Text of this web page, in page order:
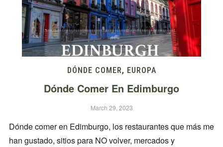
DÓNDE COMER, EUROPA
Dónde Comer En Edimburgo
March 29, 2023
Dónde comer en Edimburgo, los restaurantes que más me
han gustado, sitios para NO volver, mercados y